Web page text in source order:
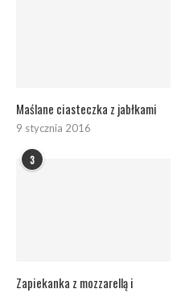
Maślane ciasteczka z jabłkami
9 stycznia 2016
3
Zapiekanka z mozzarellą i